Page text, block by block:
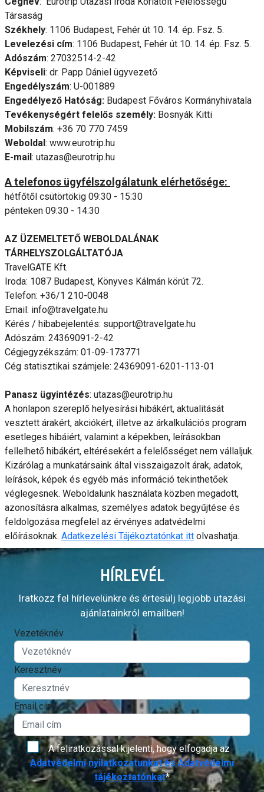
Társaság
Székhely: 1106 Budapest, Fehér út 10. 14. ép. Fsz. 5.
Levelezési cím: 1106 Budapest, Fehér út 10. 14. ép. Fsz. 5.
Adószám: 27032514-2-42
Képviseli: dr. Papp Dániel ügyvezető
Engedélyszám: U-001889
Engedélyező Hatóság: Budapest Főváros Kormányhivatala
Tevékenységért felelős személy: Bosnyák Kitti
Mobilszám: +36 70 770 7459
Weboldal: www.eurotrip.hu
E-mail: utazas@eurotrip.hu
A telefonos ügyfélszolgálatunk elérhetősége:
hétfőtől csütörtökig 09:30 - 15:30
pénteken 09:30 - 14:30
AZ ÜZEMELTETŐ WEBOLDALÁNAK
TÁRHELYSZOLGÁLTATÓJA
TravelGATE Kft.
Iroda: 1087 Budapest, Könyves Kálmán körút 72.
Telefon: +36/1 210-0048
Email: info@travelgate.hu
Kérés / hibabejelentés: support@travelgate.hu
Adószám: 24369091-2-42
Cégjegyzékszám: 01-09-173771
Cég statisztikai számjele: 24369091-6201-113-01
Panasz ügyintézés: utazas@eurotrip.hu
A honlapon szereplő helyesírási hibákért, aktualitását
vesztett árakért, akciókért, illetve az árkalkulációs program
esetleges hibáiért, valamint a képekben, leírásokban
fellelhető hibákért, eltérésekért a felelősséget nem vállaljuk.
Kizárólag a munkatársaink által visszaigazolt árak, adatok,
leírások, képek és egyéb más információ tekinthetőek
véglegesnek. Weboldalunk használata közben megadott,
azonosításra alkalmas, személyes adatok begyűjtése és
feldolgozása megfelel az érvényes adatvédelmi
előírásoknak. Adatkezelési Tájékoztatónkat itt olvashatja.
HÍRLEVÉL
Iratkozz fel hírlevelünkre és értesülj legjobb utazási
ajánlatainkról emailben!
Vezetéknév
Keresztnév
Email cím
A feliratkozással kijelenti, hogy elfogadja az
Adatvédelmi nyilatkozatunkat és Adatvédelmi
tájékoztatónkat*